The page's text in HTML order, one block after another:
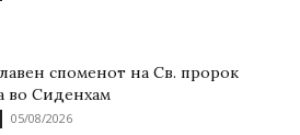
споменот на Св. пророк
во Сиденхам
05/08/2026